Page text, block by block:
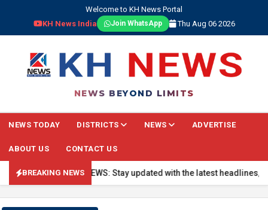
Welcome to KH News Portal
KH News India
Join WhatsApp Thu Aug 06 2026
NEWS BEYOND LIMITS
NEWS TODAY DISTRICTS NEWS ADVERTISE
ABOUT US CONTACT US
BREAKING NEWS
🔴 BREAKING NEWS: Stay updated with the latest headlines,